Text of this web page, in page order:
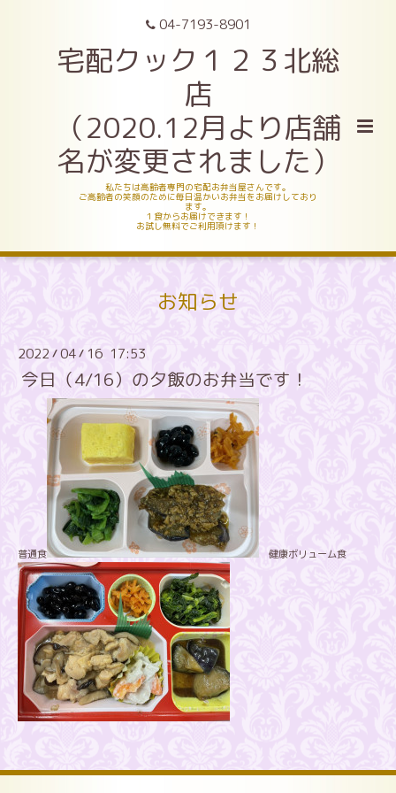
04-7193-8901
宅配クック１２３北総
店
（2020.12月より店舗
名が変更されました）
私たちは高齢者専門の宅配お弁当屋さんです。
ご高齢者の笑顔のために毎日温かいお弁当をお届けしており
ます。
１食からお届けできます！
お試し無料でご利用頂けます！
お知らせ
2022 /04/ 16 17:53
今日（4/16）の夕飯のお弁当です！
普通食 健康ボリューム食